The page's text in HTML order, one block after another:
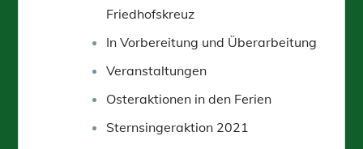
Friedhofskreuz
In Vorbereitung und Überarbeitung
Veranstaltungen
Osteraktionen in den Ferien
Sternsingeraktion 2021